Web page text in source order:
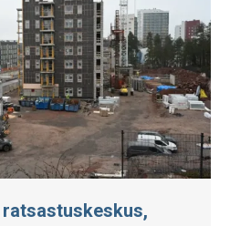
ratsastuskeskus,